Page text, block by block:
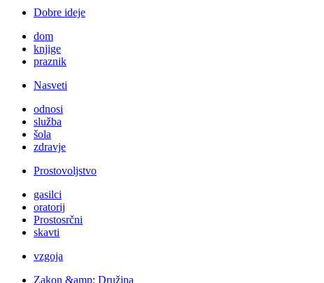
Dobre ideje
dom
knjige
praznik
Nasveti
odnosi
služba
šola
zdravje
Prostovoljstvo
gasilci
oratorij
Prostosrčni
skavti
vzgoja
Zakon &amp; Družina